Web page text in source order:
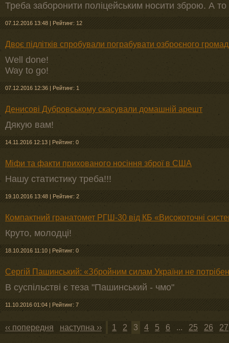
Треба заборонити поліцейським носити зброю. А то
07.12.2016 13:48 | Рейтинг: 12
Двоє підлітків спробували пограбувати озброєного
Well done!
Way to go!
07.12.2016 12:36 | Рейтинг: 1
Денисові Дубровському скасували домашній арешт
Дякую вам!
14.11.2016 12:13 | Рейтинг: 0
Міфи та факти прихованого носіння зброї в США
Нашу статистику треба!!!
19.10.2016 13:48 | Рейтинг: 2
Компактний гранатомет РГШ-30 від КБ «Високоточні
Круто, молодці!
18.10.2016 11:10 | Рейтинг: 0
Сергій Пашинський: «Збройним силам України не
В суспільстві є теза "Пашинський - чмо"
11.10.2016 01:04 | Рейтинг: 7
‹‹ попередня наступна ›› 1 2 3 4 5 6 ... 25 26 27